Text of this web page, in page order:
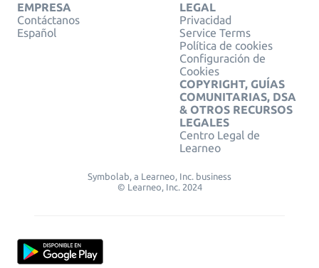
EMPRESA
Contáctanos
Español
LEGAL
Privacidad
Service Terms
Política de cookies
Configuración de
Cookies
COPYRIGHT, GUÍAS
COMUNITARIAS, DSA
& OTROS RECURSOS
LEGALES
Centro Legal de
Learneo
Symbolab, a Learneo, Inc. business
© Learneo, Inc. 2024